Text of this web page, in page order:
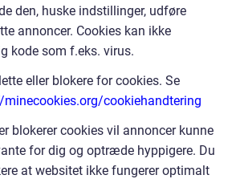
den, huske indstillinger, udføre
annoncer. Cookies kan ikke
kode som f.eks. virus.
eller blokere for cookies. Se
cookiehandtering
blokerer cookies vil annoncer kunne
for dig og optræde hyppigere. Du
at websitet ikke fungerer optimalt